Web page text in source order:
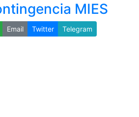
MIES
Email Twitter Telegram